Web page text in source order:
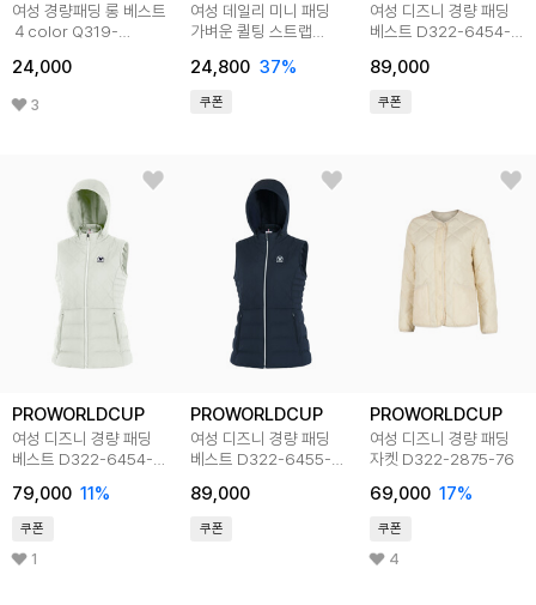
여성 경량패딩 롱 베스트
４color Q319-
24,000
3
여성 데일리 미니 패딩
가벼운 퀼팅 스트랩
LMRBB002
24,800 37%
쿠폰
여성 디즈니 경량 패딩
베스트 D322-6454-
89,000
쿠폰
PROWORLDCUP
여성 디즈니 경량 패딩
베스트 D322-6454-
79,000 11%
쿠폰
1
PROWORLDCUP
여성 디즈니 경량 패딩
베스트 D322-6455-
89,000
쿠폰
PROWORLDCUP
여성 디즈니 경량 패딩
자켓 D322-2875-76
69,000 17%
쿠폰
4